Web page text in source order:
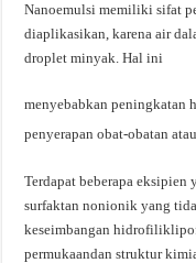
Nanoemulsi memiliki sifat
diaplikasikan, karena air
droplet minyak. Hal ini
menyebabkan peningkatan
penyerapan obat-obatan
Terdapat beberapa eksipien
surfaktan nonionik yang
keseimbangan
permukaandan struktur